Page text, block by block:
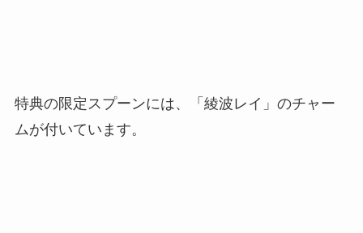
特典の限定スプーンには、「綾波レイ」のチャー
ムが付いています。